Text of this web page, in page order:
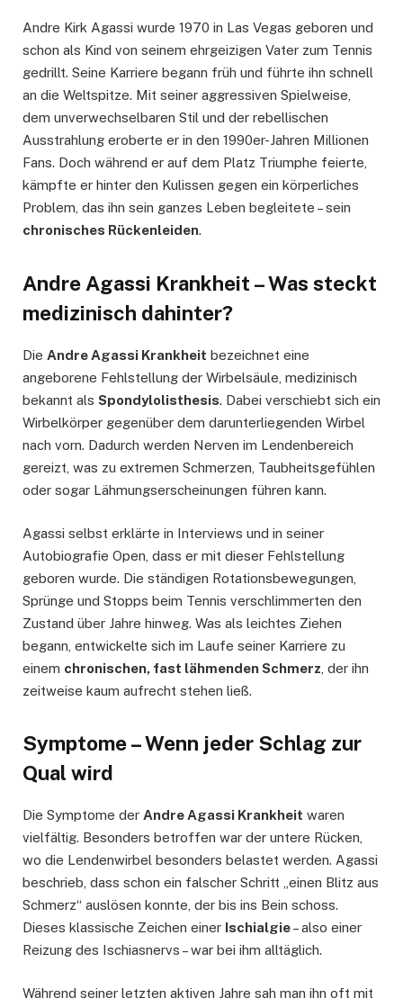
Andre Kirk Agassi wurde 1970 in Las Vegas geboren und
schon als Kind von seinem ehrgeizigen Vater zum Tennis
gedrillt. Seine Karriere begann früh und führte ihn schnell
an die Weltspitze. Mit seiner aggressiven Spielweise,
dem unverwechselbaren Stil und der rebellischen
Ausstrahlung eroberte er in den 1990er-Jahren Millionen
Fans. Doch während er auf dem Platz Triumphe feierte,
kämpfte er hinter den Kulissen gegen ein körperliches
Problem, das ihn sein ganzes Leben begleitete – sein
chronisches Rückenleiden.
Andre Agassi Krankheit – Was steckt
medizinisch dahinter?
Die Andre Agassi Krankheit bezeichnet eine
angeborene Fehlstellung der Wirbelsäule, medizinisch
bekannt als Spondylolisthesis. Dabei verschiebt sich ein
Wirbelkörper gegenüber dem darunterliegenden Wirbel
nach vorn. Dadurch werden Nerven im Lendenbereich
gereizt, was zu extremen Schmerzen, Taubheitsgefühlen
oder sogar Lähmungserscheinungen führen kann.
Agassi selbst erklärte in Interviews und in seiner
Autobiografie Open, dass er mit dieser Fehlstellung
geboren wurde. Die ständigen Rotationsbewegungen,
Sprünge und Stopps beim Tennis verschlimmerten den
Zustand über Jahre hinweg. Was als leichtes Ziehen
begann, entwickelte sich im Laufe seiner Karriere zu
einem chronischen, fast lähmenden Schmerz , der ihn
zeitweise kaum aufrecht stehen ließ.
Symptome – Wenn jeder Schlag zur
Qual wird
Die Symptome der Andre Agassi Krankheit waren
vielfältig. Besonders betroffen war der untere Rücken,
wo die Lendenwirbel besonders belastet werden. Agassi
beschrieb, dass schon ein falscher Schritt „einen Blitz aus
Schmerz“ auslösen konnte, der bis ins Bein schoss.
Dieses klassische Zeichen einer Ischialgie– also einer
Reizung des Ischiasnervs – war bei ihm alltäglich.
Während seiner letzten aktiven Jahre sah man ihn oft mit